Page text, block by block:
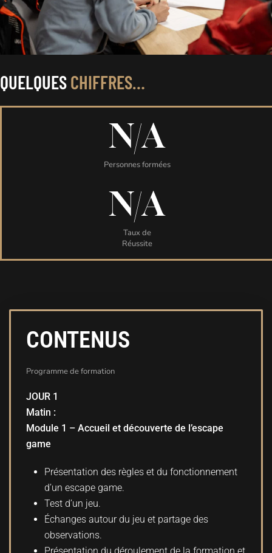
QUELQUESCHIFFRES…
N/A
Personnes formées
N/A
Taux de
Réussite
CONTENUS
Programme de formation
JOUR 1
Matin :
Module 1 – Accueil et découverte de l’escape
game
Présentation des règles et du fonctionnement
d’un escape game.
Test d’un jeu.
Échanges autour du jeu et partage des
observations.